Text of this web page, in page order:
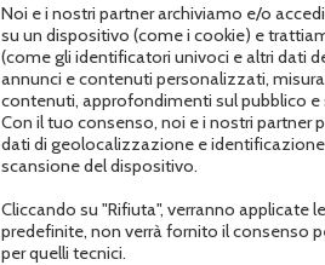
Noi e i nostri partner archiviamo e/o
su un dispositivo (come i cookie) e
(come gli identificatori univoci e altri dati
annunci e contenuti personalizzati,
contenuti, approfondimenti sul pubblico
Con il tuo consenso, noi e i nostri partner
dati di geolocalizzazione e
scansione del dispositivo.
Cliccando su "Rifiuta", verranno applicate
predefinite, non verrà fornito il consenso
per quelli tecnici.